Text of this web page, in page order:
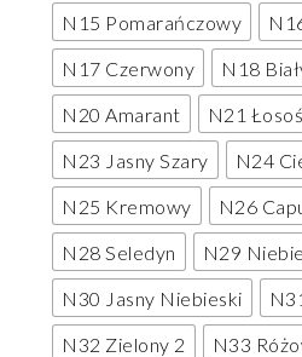
N15 Pomarańczowy
N17 Czerwony
N18
N20 Amarant
N21 Łosoś
N23 Jasny Szary
N24
N25 Kremowy
N26
N28 Seledyn
N29
N30 Jasny Niebieski
N32 Zielony 2
N33